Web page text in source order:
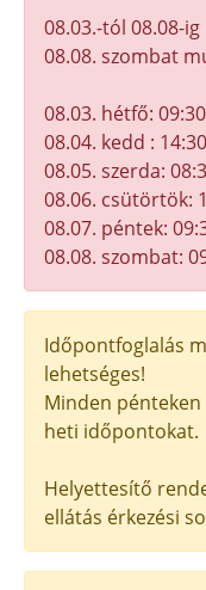
08.03.-tól 08.08-
08.08. szombat
08.03. hétfő:
08.04. kedd :
08.05. szerda:
08.06. csütörtök:
08.07. péntek:
08.08. szombat:
Időpontfoglalás
lehetséges!
Minden
heti időpontokat.
Helyettesítő
ellátás érkezési